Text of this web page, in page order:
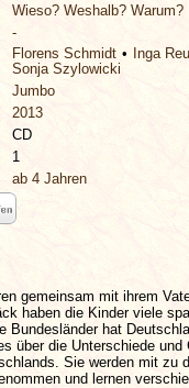
Wieso? Weshalb? Warum?
-
Florens Schmidt
Inga
Sonja Szylowicki
Jumbo
2013
CD
1
ab 4 Jahren
gemeinsam mit ihrem
haben die Kinder viele
Bundesländer hat
über die Unterschiede
Sie werden mit zu
und lernen